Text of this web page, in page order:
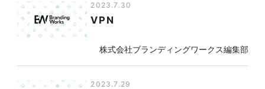
2023.7.30
VPN
株式会社ブランディングワークス編集部
2023.7.29